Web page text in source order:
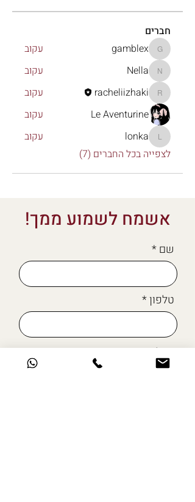
חברים
gamblex
gamblex עקוב
Nella
Nella עקוב
racheliizhaki
racheliizhaki
עקוב
Le Aventurine
עקוב
lonka
lonka
עקוב
לצפייה בכל החברים (7)
אשמח לשמוע ממך!
שם
טלפון
מייל